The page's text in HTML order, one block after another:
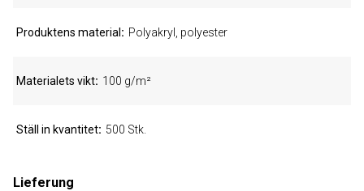
Produktens material Polyakryl, polyester
Materialets vikt 100 g/m²
Ställ in kvantitet 500 Stk.
Lieferung